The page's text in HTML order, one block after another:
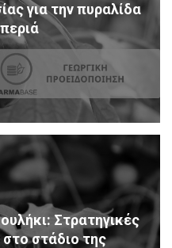
για την πυραλίδα
Στρατηγικές
στάδιο της